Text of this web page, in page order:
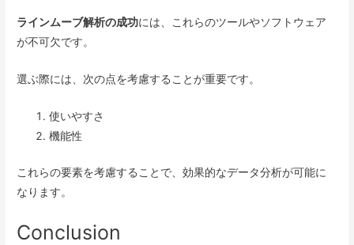
ラインムーブ解析の成功には、これらのツールやソフトウェア
が不可欠です。
選ぶ際には、次の点を考慮することが重要です。
使いやすさ
機能性
これらの要素を考慮することで、効果的なデータ分析が可能に
なります。
Conclusion